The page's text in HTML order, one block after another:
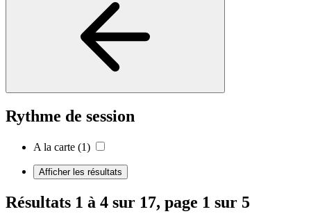
Rythme de session
A la carte (1)
Afficher les résultats
Résultats 1 à 4 sur 17, page 1 sur 5